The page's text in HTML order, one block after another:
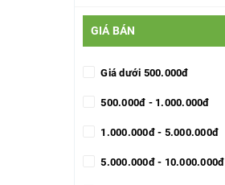
GIÁ BÁN
Giá dưới 500.000đ
500.000đ - 1.000.000đ
1.000.000đ - 5.000.000đ
5.000.000đ - 10.000.000đ